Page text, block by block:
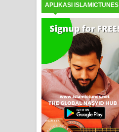
APLIKASI ISLAMICTUNES